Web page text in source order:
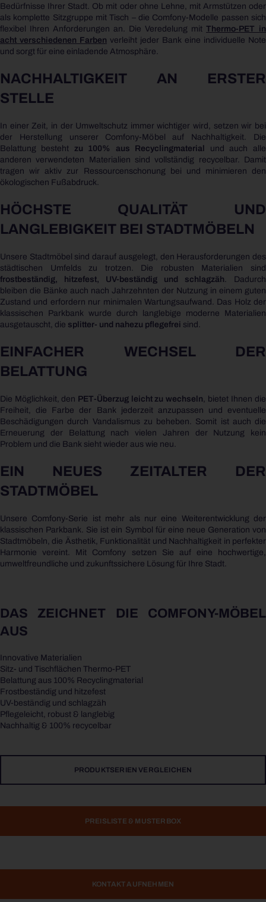
Bedürfnisse Ihrer Stadt. Ob mit oder ohne Lehne, mit Armstützen oder
als komplette Sitzgruppe mit Tisch – die Comfony-Modelle passen sich
flexibel Ihren Anforderungen an. Die Veredelung mit Thermo-PET in
acht verschiedenen Farben verleiht jeder Bank eine individuelle Note
und sorgt für eine einladende Atmosphäre.
NACHHALTIGKEIT AN ERSTER
STELLE
In einer Zeit, in der Umweltschutz immer wichtiger wird, setzen wir bei
der Herstellung unserer Comfony-Möbel auf Nachhaltigkeit. Die
Belattung besteht zu 100% aus Recyclingmaterial
und auch alle
anderen verwendeten Materialien sind vollständig recycelbar. Damit
tragen wir aktiv zur Ressourcenschonung bei und minimieren den
ökologischen Fußabdruck.
HÖCHSTE QUALITÄT UND
LANGLEBIGKEIT BEI STADTMÖBELN
Unsere Stadtmöbel sind darauf ausgelegt, den Herausforderungen des
städtischen Umfelds zu trotzen. Die robusten Materialien sind
frostbeständig, hitzefest, UV-beständig und schlagzäh . Dadurch
bleiben die Bänke auch nach Jahrzehnten der Nutzung in einem guten
Zustand und erfordern nur minimalen Wartungsaufwand. Das Holz der
klassischen Parkbank wurde durch langlebige moderne Materialien
ausgetauscht, die splitter- und nahezu pflegefrei sind.
EINFACHER WECHSEL DER
BELATTUNG
Die Möglichkeit, den PET-Überzug leicht zu wechseln , bietet Ihnen die
Freiheit, die Farbe der Bank jederzeit anzupassen und eventuelle
Beschädigungen durch Vandalismus zu beheben. Somit ist auch die
Erneuerung der Belattung nach vielen Jahren der Nutzung kein
Problem und die Bank sieht wieder aus wie neu.
EIN NEUES ZEITALTER DER
STADTMÖBEL
Unsere Comfony-Serie ist mehr als nur eine Weiterentwicklung der
klassischen Parkbank. Sie ist ein Symbol für eine neue Generation von
Stadtmöbeln, die Ästhetik, Funktionalität und Nachhaltigkeit in perfekter
Harmonie vereint. Mit Comfony setzen Sie auf eine hochwertige,
umweltfreundliche und zukunftssichere Lösung für Ihre Stadt.
DAS ZEICHNET DIE COMFONY-MÖBEL
AUS
Innovative Materialien
Sitz- und Tischflächen Thermo-PET
Belattung aus 100% Recyclingmaterial
Frostbeständig und hitzefest
UV-beständig und schlagzäh
Pflegeleicht, robust & langlebig
Nachhaltig & 100% recycelbar
PRODUKTSERIEN VERGLEICHEN
PREISLISTE & MUSTERBOX
KONTAKT AUFNEHMEN